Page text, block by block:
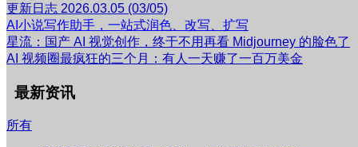
更新日志 2026.03.05 (03/05)
AI小说写作助手，一站式润色、改写、扩写
星流：国产 AI 视觉创作，终于不用再看 Midjourney 的脸色了
AI 视频圈最疯狂的三个月：有人一天赚了一百万美金
最新资讯
所有